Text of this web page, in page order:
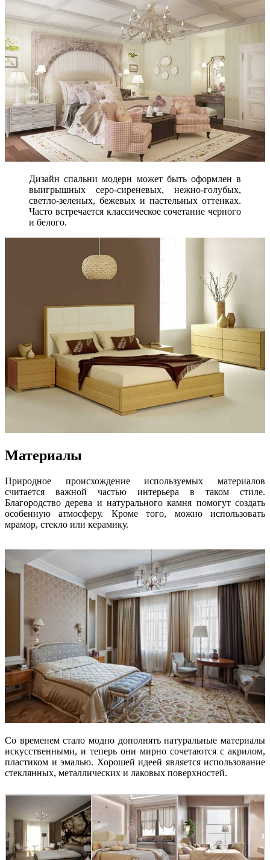
Дизайн спальни модерн может быть оформлен в
выигрышных серо-сиреневых, нежно-голубых,
светло-зеленых, бежевых и пастельных оттенках.
Часто встречается классическое сочетание черного
и белого.
Материалы
Природное происхождение используемых материалов
считается важной частью интерьера в таком стиле.
Благородство дерева и натурального камня помогут создать
особенную атмосферу. Кроме того, можно использовать
мрамор, стекло или керамику.
Со временем стало модно дополнять натуральные материалы
искусственными, и теперь они мирно сочетаются с акрилом,
пластиком и эмалью. Хорошей идеей является использование
стеклянных, металлических и лаковых поверхностей.